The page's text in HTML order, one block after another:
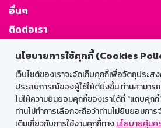
นโยบายการใช้คุกกี้ (Cookies
เว็บไซต์ของเราจะจัดเก็บคุกกี้เพื่อวัตถุประส
ประสบการณ์ของผู้ใช้ให้ดียิ่งขึ้น ท่านสามาร
ไม่ให้ความยินยอมคุกกี้ของเราได้ที่ "แถบคุก
ท่านไม่ทำการเลือกจะถือว่าท่านไม่ยินยอมก
เติมเกี่ยวกับการใช้งานคุกกี้ทางนโยบายคุ้ม
อื่นๆ
ติดต่อเรา
GSB Society:
สำหรับพนักงาน